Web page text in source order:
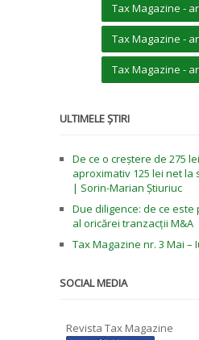
Tax Magazine -
Tax Magazine -
Tax Magazine -
ULTIMELE ȘTIRI
De ce o creștere de 275
aproximativ 125 lei net la
| Sorin-Marian Știuriuc
Due diligence: de ce
al oricărei tranzacții M&A
Tax Magazine nr. 3 Mai –
SOCIAL MEDIA
Revista Tax Magazine